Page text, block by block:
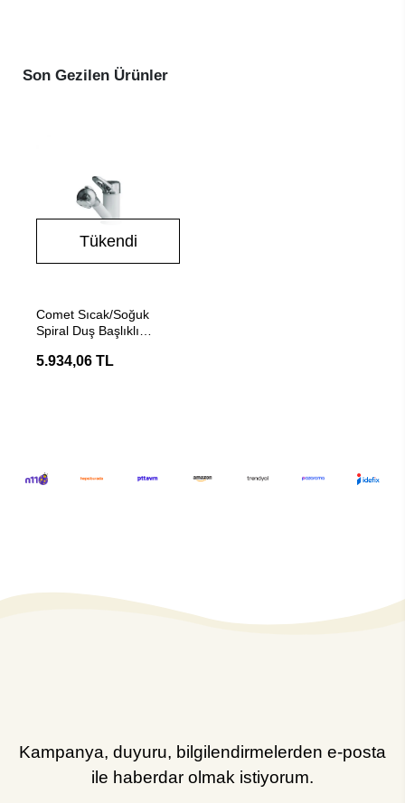
Son Gezilen Ürünler
Tükendi
Comet Sıcak/Soğuk
Spiral Duş Başlıklı
5.934,06 TL
Kampanya, duyuru, bilgilendirmelerden e-posta
ile haberdar olmak istiyorum.